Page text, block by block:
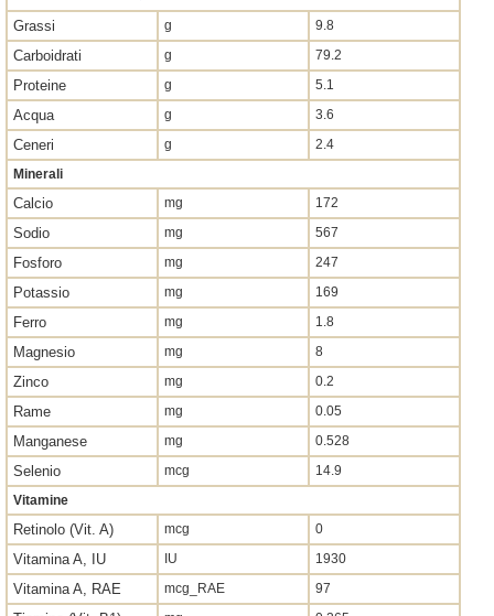
Grassi g 9.8
Carboidrati g 79.2
Proteine g 5.1
Acqua g 3.6
Ceneri g
2.4
Minerali
Calcio mg 172
Sodio mg 567
Fosforo mg 247
Potassio mg 169
Ferro mg 1.8
Magnesio mg 8
Zinco mg 0.2
Rame mg 0.05
Manganese mg 0.528
Selenio mcg
14.9
Vitamine
Retinolo (Vit. A) mcg 0
Vitamina A, IU IU 1930
Vitamina A, RAE mcg_RAE 97